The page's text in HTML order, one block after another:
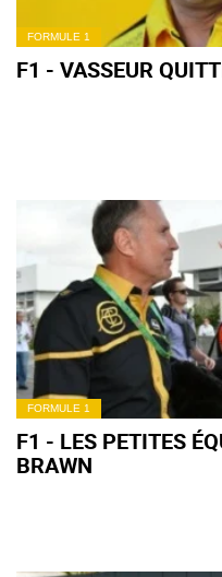
FORMULE 1
F1 - VASSEUR
FORMULE 1
F1 - LES PETITES
BRAWN